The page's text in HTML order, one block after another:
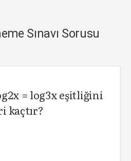
Sınavı Sorusu
= log3x eşitliğini
kaçtır?